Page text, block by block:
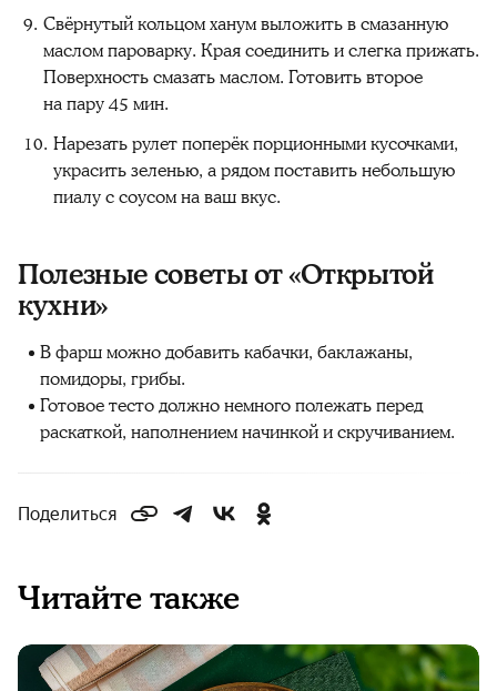
Свёрнутый кольцом ханум выложить в смазанную
маслом пароварку. Края соединить и слегка прижать.
Поверхность смазать маслом. Готовить второе
на пару 45 мин.
Нарезать рулет поперёк порционными кусочками,
украсить зеленью, а рядом поставить небольшую
пиалу с соусом на ваш вкус.
Полезные советы от «Открытой
кухни»
В фарш можно добавить кабачки, баклажаны,
помидоры, грибы.
Готовое тесто должно немного полежать перед
раскаткой, наполнением начинкой и скручиванием.
Поделиться
Читайте также